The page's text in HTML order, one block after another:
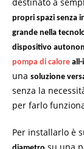
propri spazi senza
grande nella
dispositivo
pompa di calore
una soluzione
senza la
per farlo
Per installarlo è